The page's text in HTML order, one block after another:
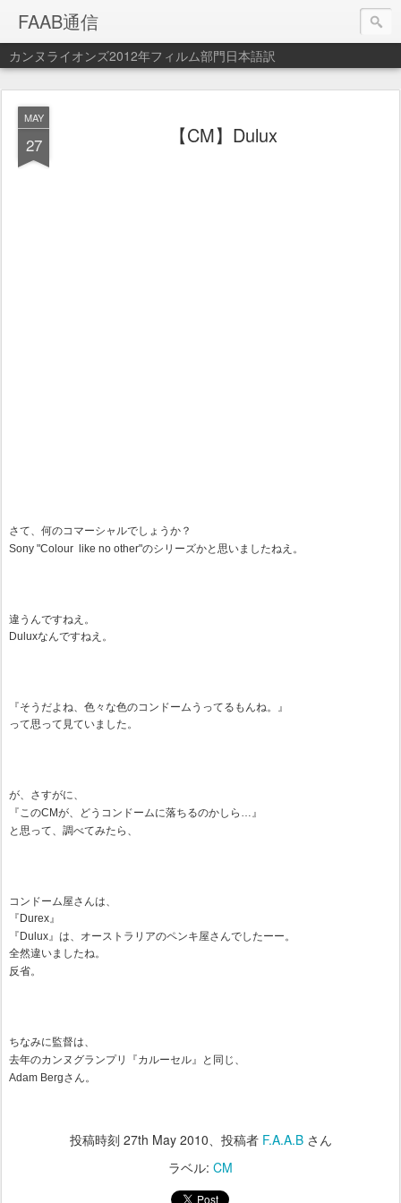
FAAB通信
カンヌライオンズ2012年フィルム部門日本語訳
MAY
27 【CM】Dulux
さて、何のコマーシャルでしょうか？
Sony "Colour  like no other"のシリーズかと思いましたねえ。
違うんですねえ。
Duluxなんですねえ。
『そうだよね、色々な色のコンドームうってるもんね。』
って思って見ていました。
が、さすがに、
『このCMが、どうコンドームに落ちるのかしら…』
と思って、調べてみたら、
コンドーム屋さんは、
『Durex』
『Dulux』は、オーストラリアのペンキ屋さんでしたーー。
全然違いましたね。
反省。
ちなみに監督は、
去年のカンヌグランプリ『カルーセル』と同じ、
Adam Bergさん。
投稿時刻 27th May 2010、投稿者 F.A.A.Bさん
ラベル: CM